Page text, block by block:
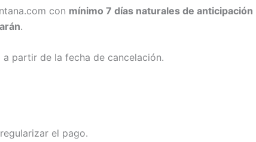
con mínimo 7 días naturales de anticipación
.
partir de la fecha de cancelación.
el pago.